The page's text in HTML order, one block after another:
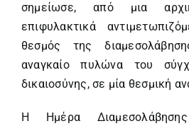
σημείωσε, από μια
επιφυλακτικά
θεσμός της
αναγκαίο πυλώνα του
δικαιοσύνης, σε μία θεσμική
Η Ημέρα